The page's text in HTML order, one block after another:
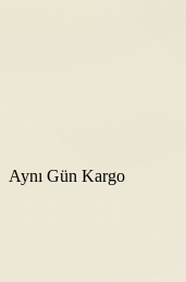
Aynı Gün Kargo